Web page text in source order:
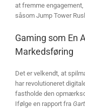
at fremme
såsom Jump Tower
Gaming som En
Markedsføring
Det er velkendt, at
har revolutioneret
fastholde den
Ifølge en rapport fra